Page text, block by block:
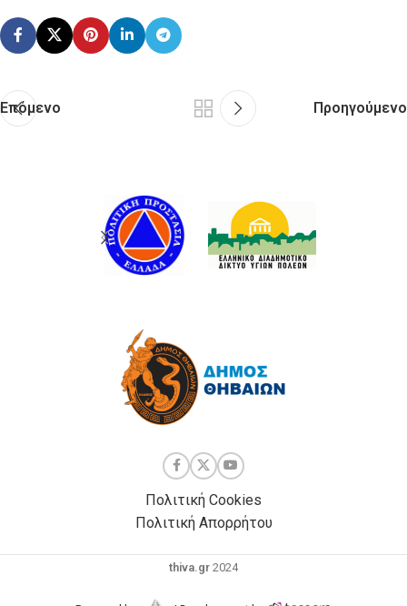
Επόμενο Προηγούμενο
Πολιτική Cookies
Πολιτική Απορρήτου
thiva.gr 2024